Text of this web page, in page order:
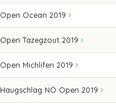
Open Ocean 2019
Open Tazegzout 2019
Open Michlifen 2019
Haugschlag NÖ Open 2019